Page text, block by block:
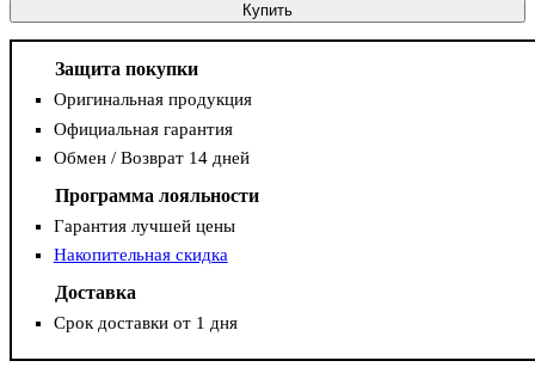
Купить
Защита покупки
Оригинальная продукция
Официальная гарантия
Обмен / Возврат 14 дней
Программа лояльности
Гарантия лучшей цены
Накопительная скидка
Доставка
Срок доставки от 1 дня